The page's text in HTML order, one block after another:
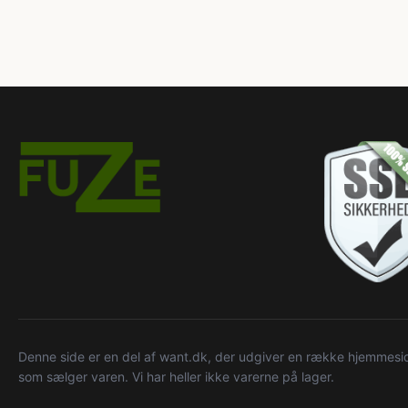
Denne side er en del af want.dk, der udgiver en række
som sælger varen. Vi har heller ikke varerne på lager.